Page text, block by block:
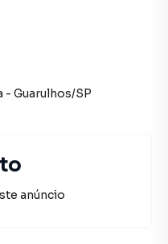
- Guarulhos/SP
anúncio